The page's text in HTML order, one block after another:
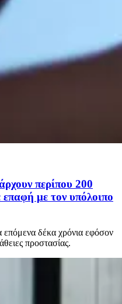
περίπου 200
επαφή με τον υπόλοιπο
επόμενα δέκα χρόνια εφόσον
προστασίας.